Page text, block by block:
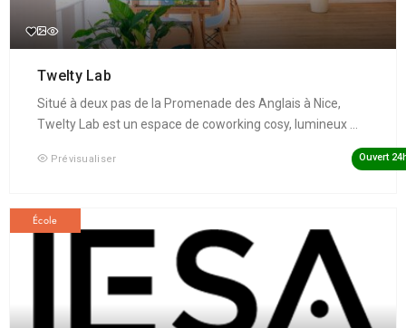
Twelty Lab
Situé à deux pas de la Promenade des Anglais à Nice,
Twelty Lab est un espace de coworking cosy, lumineux ...
Prévisualiser Ouvert
École